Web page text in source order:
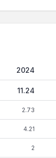
2024
11.24
2.73
4.21
2